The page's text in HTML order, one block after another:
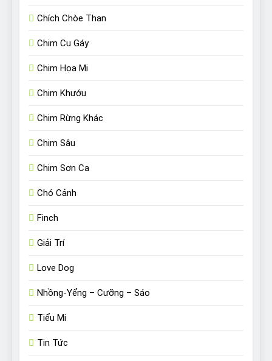
Chích Chòe Than
Chim Cu Gáy
Chim Họa Mi
Chim Khướu
Chim Rừng Khác
Chim Sâu
Chim Sơn Ca
Chó Cảnh
Finch
Giải Trí
Love Dog
Nhồng-Yểng – Cưỡng – Sáo
Tiểu Mi
Tin Tức